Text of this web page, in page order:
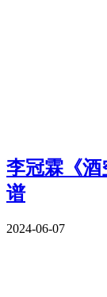
李冠霖《
谱
2024-06-07